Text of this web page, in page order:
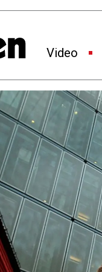
Video